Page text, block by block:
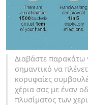
Διαβάστε παρακάτω
σημαντικό να
κορυφαίες
χέρια σας με έναν
πλυσίματος των